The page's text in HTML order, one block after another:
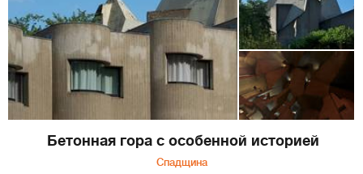
Бетонная гора с особенной историей
Спадщина